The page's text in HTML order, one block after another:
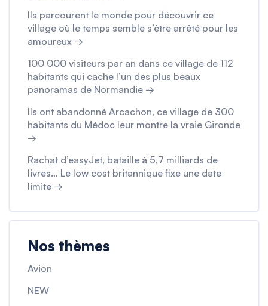
Ils parcourent le monde pour découvrir ce
village où le temps semble s’être arrêté pour les
amoureux →
100 000 visiteurs par an dans ce village de 112
habitants qui cache l’un des plus beaux
panoramas de Normandie →
Ils ont abandonné Arcachon, ce village de 300
habitants du Médoc leur montre la vraie Gironde
→
Rachat d’easyJet, bataille à 5,7 milliards de
livres… Le low cost britannique fixe une date
limite →
Nos thèmes
Avion
NEW